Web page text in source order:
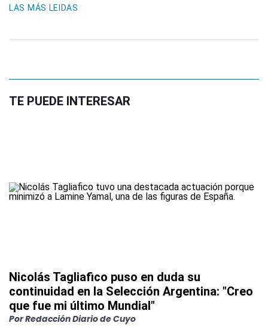
LAS MÁS LEIDAS
TE PUEDE INTERESAR
Nicolás Tagliafico puso en duda su
continuidad en la Selección Argentina: "Creo
que fue mi último Mundial"
PorRedacción Diario de Cuyo